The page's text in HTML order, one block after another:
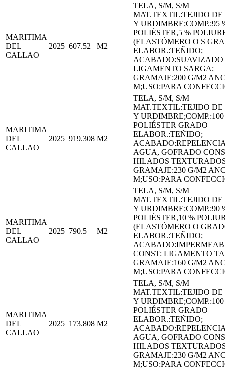
MARITIMA
DEL
CALLAO
2025 607.52 M2
TELA, S/M, S/M
MAT.TEXTIL:TEJIDO
Y URDIMBRE;COMP.:95
POLIÉSTER,5 %
(ELASTÓMERO O S
ELABOR.:TEÑIDO;
ACABADO:SUAVIZADO
LIGAMENTO SARGA;
GRAMAJE:200 G/M2
M;USO:PARA
MARITIMA
DEL
CALLAO
2025 919.308 M2
TELA, S/M, S/M
MAT.TEXTIL:TEJIDO
Y URDIMBRE;COMP.:100
POLIÉSTER GRADO
ELABOR.:TEÑIDO;
AGUA, GOFRADO
HILADOS
GRAMAJE:230 G/M2
M;USO:PARA
MARITIMA
DEL
CALLAO
2025 790.5 M2
TELA, S/M, S/M
MAT.TEXTIL:TEJIDO
Y URDIMBRE;COMP.:90
POLIÉSTER,10 %
(ELASTÓMERO O
ELABOR.:TEÑIDO;
CONST: LIGAMENTO
GRAMAJE:160 G/M2
M;USO:PARA
MARITIMA
DEL
CALLAO
2025 173.808 M2
TELA, S/M, S/M
MAT.TEXTIL:TEJIDO
Y URDIMBRE;COMP.:100
POLIÉSTER GRADO
ELABOR.:TEÑIDO;
AGUA, GOFRADO
HILADOS
GRAMAJE:230 G/M2
M;USO:PARA